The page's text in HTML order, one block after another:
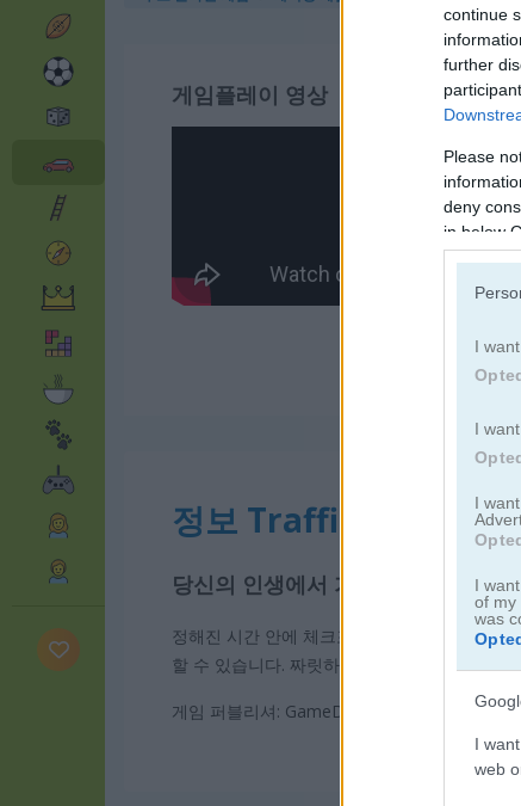
continue
further
Please
deny
in below
I
I
I
I
of my
was
I
web
게임플레이 영상
정보 Traffic Jam 3D
당신의 인생에서 가장 터무니없고
정해진 시간 안에 체크포인트에 도착하거나,
할 수 있습니다. 짜릿하고 재밌는 시간을 보내
게임 퍼블리셔: GameDistribution